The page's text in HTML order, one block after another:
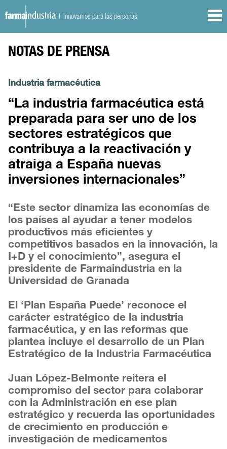
| Innovamos para las personas
NOTAS DE PRENSA
Industria farmacéutica
“La industria farmacéutica está
preparada para ser uno de los
sectores estratégicos que
contribuya a la reactivación y
atraiga a España nuevas
inversiones internacionales”
“Este sector dinamiza las economías de
los países al ayudar a tener modelos
productivos más eficientes y
competitivos basados en la innovación, la
I+D y el conocimiento”, asegura el
presidente de Farmaindustria en la
Universidad de Granada
El ‘Plan España Puede’ reconoce el
carácter estratégico de la industria
farmacéutica, y en las reformas que
plantea incluye el desarrollo de un Plan
Estratégico de la Industria Farmacéutica
Juan López-Belmonte reitera el
compromiso del sector para colaborar
con la Administración en ese plan
estratégico y recuerda las oportunidades
de crecimiento en producción e
investigación de medicamentos